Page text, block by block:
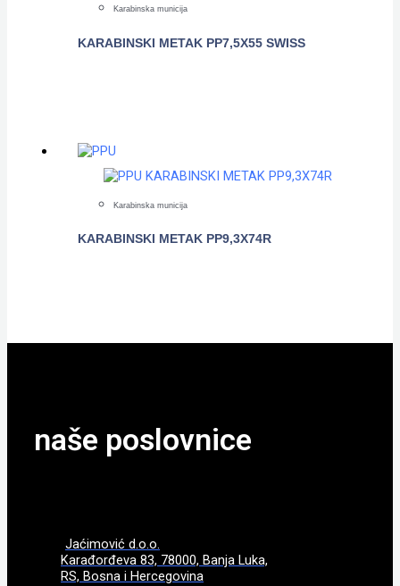
Karabinska municija
KARABINSKI METAK PP7,5X55 SWISS
Karabinska municija
KARABINSKI METAK PP9,3X74R
naše poslovnice
Jaćimović d.o.o.
Karađorđeva 83, 78000, Banja Luka,
RS, Bosna i Hercegovina